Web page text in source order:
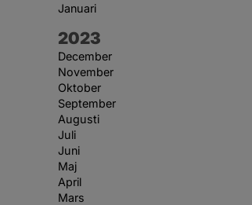
Januari
År:
2023
December
November
Oktober
September
Augusti
Juli
Juni
Maj
April
Mars